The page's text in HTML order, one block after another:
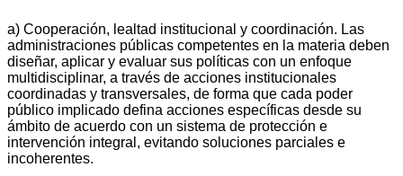
a) Cooperación, lealtad institucional y coordinación. Las
administraciones públicas competentes en la materia deben
diseñar, aplicar y evaluar sus políticas con un enfoque
multidisciplinar, a través de acciones institucionales
coordinadas y transversales, de forma que cada poder
público implicado defina acciones específicas desde su
ámbito de acuerdo con un sistema de protección e
intervención integral, evitando soluciones parciales e
incoherentes.